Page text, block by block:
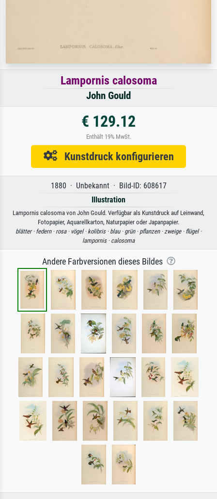
Lampornis calosoma
John Gould
€ 129.12
Enthält 19% MwSt.
Kunstdruck konfigurieren
1880 · Unbekannt · Bild-ID: 608617
Illustration
Lampornis calosoma von John Gould. Verfügbar als Kunstdruck auf Leinwand,
Fotopapier, Aquarellkarton, Naturpapier oder Japanpapier.
blätter · federn · rosa · vögel · kolibris · blau · grün · pflanzen ·zweige · flügel ·
lampornis · calosoma
Andere Farbversionen dieses Bildes